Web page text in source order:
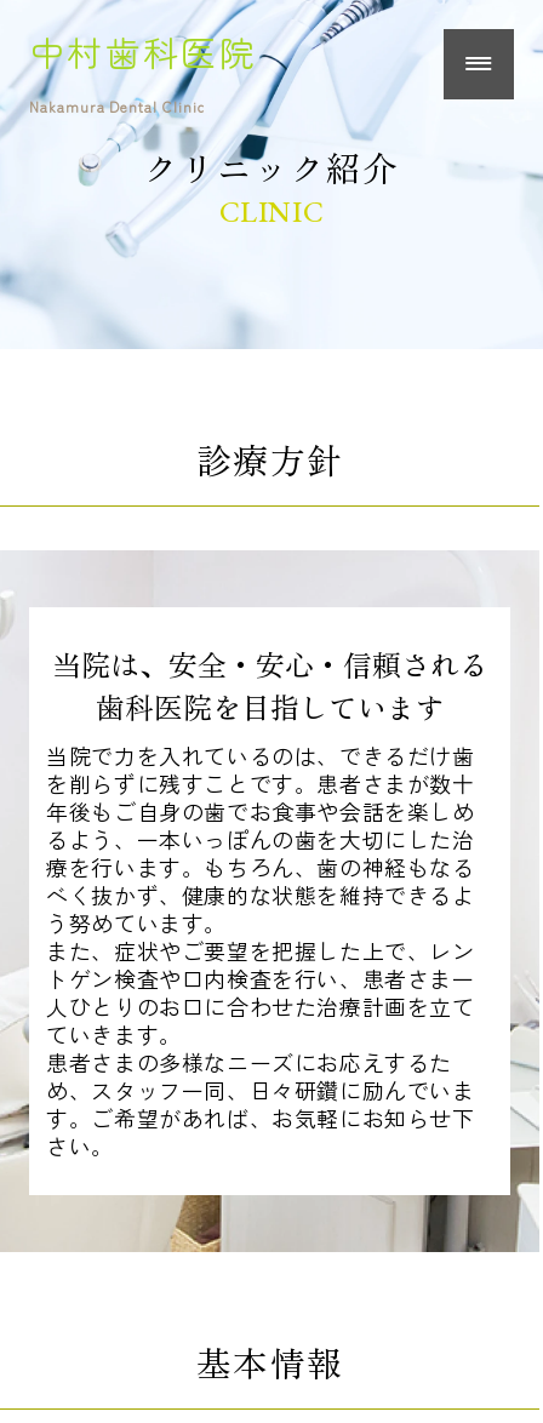
中村歯科医院
Nakamura Dental Clinic
クリニック紹介
CLINIC
診療方針
当院は、安全・安心・信頼される
歯科医院を目指しています
当院で力を入れているのは、できるだけ歯
を削らずに残すことです。患者さまが数十
年後もご自身の歯でお食事や会話を楽しめ
るよう、一本いっぽんの歯を大切にした治
療を行います。もちろん、歯の神経もなる
べく抜かず、健康的な状態を維持できるよ
う努めています。
また、症状やご要望を把握した上で、レン
トゲン検査や口内検査を行い、患者さま一
人ひとりのお口に合わせた治療計画を立て
ていきます。
患者さまの多様なニーズにお応えするた
め、スタッフ一同、日々研鑽に励んでいま
す。ご希望があれば、お気軽にお知らせ下
さい。
基本情報